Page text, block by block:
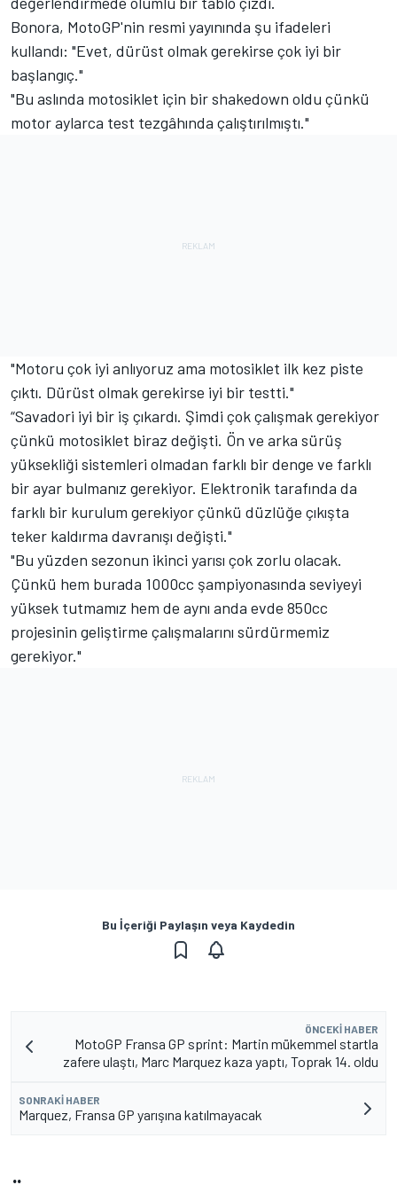
Bonora, MotoGP'nin resmi yayınında şu ifadeleri
kullandı: "Evet, dürüst olmak gerekirse çok iyi bir
başlangıç."
"Bu aslında motosiklet için bir shakedown oldu çünkü
motor aylarca test tezgâhında çalıştırılmıştı."
"Motoru çok iyi anlıyoruz ama motosiklet ilk kez piste
çıktı. Dürüst olmak gerekirse iyi bir testti."
“Savadori iyi bir iş çıkardı. Şimdi çok çalışmak gerekiyor
çünkü motosiklet biraz değişti. Ön ve arka sürüş
yüksekliği sistemleri olmadan farklı bir denge ve farklı
bir ayar bulmanız gerekiyor. Elektronik tarafında da
farklı bir kurulum gerekiyor çünkü düzlüğe çıkışta
teker kaldırma davranışı değişti."
"Bu yüzden sezonun ikinci yarısı çok zorlu olacak.
Çünkü hem burada 1000cc şampiyonasında seviyeyi
yüksek tutmamız hem de aynı anda evde 850cc
projesinin geliştirme çalışmalarını sürdürmemiz
gerekiyor."
Bu İçeriği Paylaşın veya Kaydedin
ÖNCEKI HABER
MotoGP Fransa GP sprint: Martin mükemmel startla
zafere ulaştı, Marc Marquez kaza yaptı, Toprak 14. oldu
SONRAKI HABER
Marquez, Fransa GP yarışına katılmayacak